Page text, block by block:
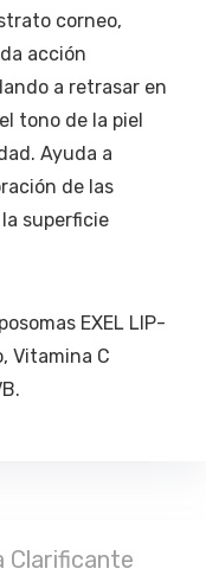
corneo,
acción
a retrasar en
tono de la piel
Ayuda a
de las
superficie
EXEL LIP-
Vitamina C
Clarificante